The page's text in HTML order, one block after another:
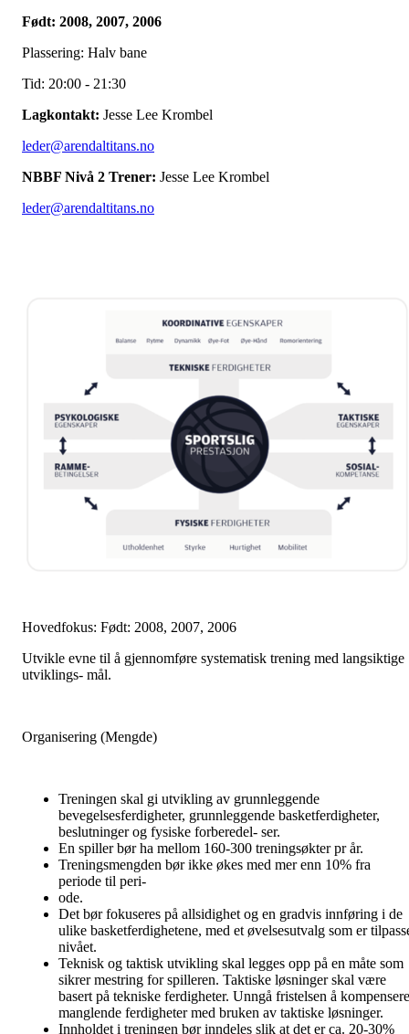
Født: 2008, 2007, 2006
Plassering: Halv bane
Tid: 20:00 - 21:30
Lagkontakt: Jesse Lee Krombel
leder@arendaltitans.no
NBBF Nivå 2 Trener: Jesse Lee Krombel
leder@arendaltitans.no
Hovedfokus: Født: 2008, 2007, 2006
Utvikle evne til å gjennomføre systematisk trening med langsiktige
utviklings- mål.
Organisering (Mengde)
Treningen skal gi utvikling av grunnleggende
bevegelsesferdigheter, grunnleggende basketferdigheter,
beslutninger og fysiske forberedel- ser.
En spiller bør ha mellom 160-300 treningsøkter pr år.
Treningsmengden bør ikke økes med mer enn 10% fra
periode til peri-
ode.
Det bør fokuseres på allsidighet og en gradvis innføring i de
ulike basketferdighetene, med et øvelsesutvalg som er
nivået.
Teknisk og taktisk utvikling skal legges opp på en måte som
sikrer mestring for spilleren. Taktiske løsninger skal være
basert på tekniske ferdigheter. Unngå fristelsen å kompensere
manglende ferdigheter med bruken av taktiske løsninger.
Innholdet i treningen bør inndeles slik at det er ca. 20-30%